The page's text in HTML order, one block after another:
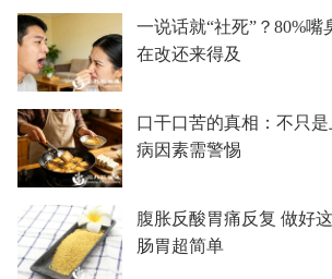
一说话就“社死”？80%嘴
在改还来得及
口干口苦的真相：不只
病因素需警惕
腹胀反酸胃痛反复 做好
肠胃超简单